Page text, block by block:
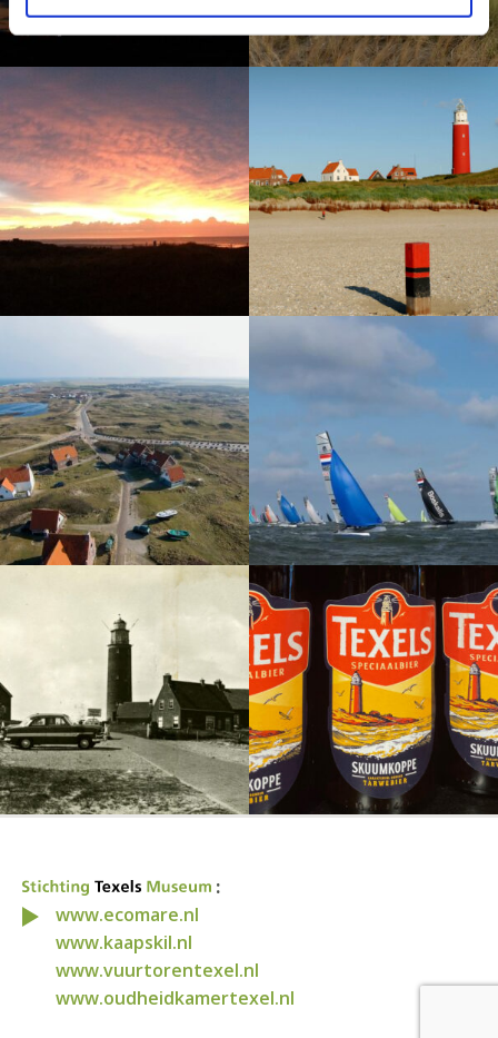
:
www.ecomare.nl
www.kaapskil.nl
www.vuurtorentexel.nl
www.oudheidkamertexel.nl